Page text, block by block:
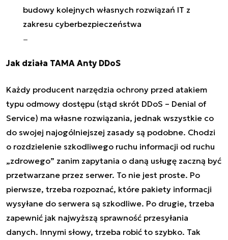
budowy kolejnych własnych rozwiązań IT z
zakresu cyberbezpieczeństwa
Jak działa TAMA Anty DDoS
Każdy producent narzędzia ochrony przed atakiem
typu odmowy dostępu (stąd skrót DDoS – Denial of
Service) ma własne rozwiązania, jednak wszystkie co
do swojej najogólniejszej zasady są podobne. Chodzi
o rozdzielenie szkodliwego ruchu informacji od ruchu
„zdrowego” zanim zapytania o daną usługę zaczną być
przetwarzane przez serwer. To nie jest proste. Po
pierwsze, trzeba rozpoznać, które pakiety informacji
wysyłane do serwera są szkodliwe. Po drugie, trzeba
zapewnić jak najwyższą sprawność przesyłania
danych. Innymi słowy, trzeba robić to szybko. Tak